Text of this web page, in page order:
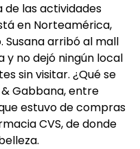
de las actividades
en Norteamérica,
Susana arribó al mall
y no dejó ningún local
sin visitar. ¿Qué se
Gabbana, entre
estuvo de compras
CVS, de donde